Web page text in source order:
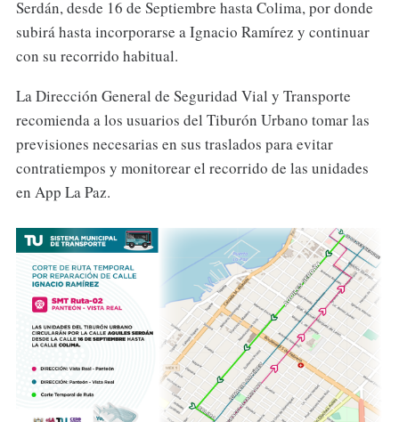
Serdán, desde 16 de Septiembre hasta Colima, por donde
subirá hasta incorporarse a Ignacio Ramírez y continuar
con su recorrido habitual.
La Dirección General de Seguridad Vial y Transporte
recomienda a los usuarios del Tiburón Urbano tomar las
previsiones necesarias en sus traslados para evitar
contratiempos y monitorear el recorrido de las unidades
en App La Paz.